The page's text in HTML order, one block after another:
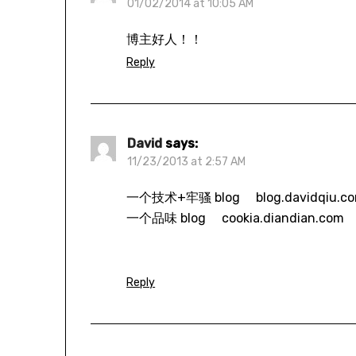
01/02/2014 at 10:05 AM
博主好人！！
Reply
David says:
11/23/2013 at 2:57 AM
一个技术+牢骚 blog
一个品味 blog cookia.diandian.com
Reply